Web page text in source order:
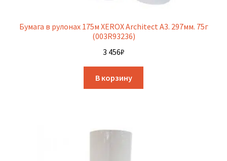
Бумага в рулонах 175м XEROX Architect A3. 297мм. 75г
(003R93236)
3 456₽
В корзину